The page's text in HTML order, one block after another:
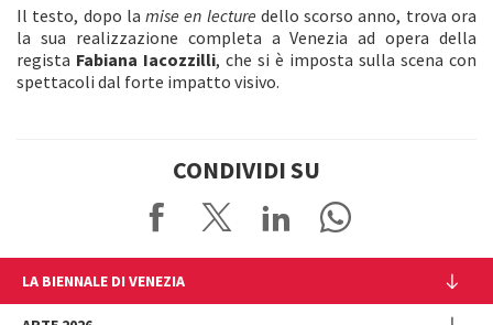
Il testo, dopo lamise en lecture dello scorso anno, trova ora
la sua realizzazione completa a Venezia ad opera della
regista Fabiana Iacozzilli, che si è imposta sulla scena con
spettacoli dal forte impatto visivo.
CONDIVIDI SU
LA BIENNALE DI VENEZIA
L'Istituzione